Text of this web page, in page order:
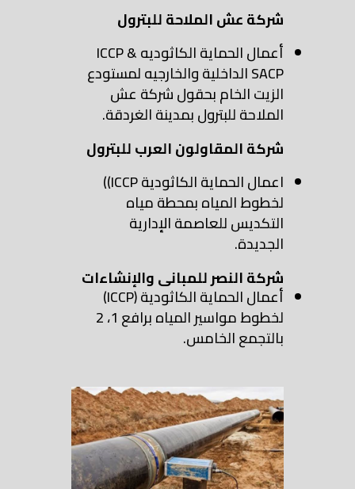
شركة عش الملاحة للبترول
أعمال الحماية الكاثوديه ICCP &
SACP الداخلية والخارجيه لمستودع
الزيت الخام بحقول شركة عش
الملاحة للبترول بمدينة الغردقة.
شركة المقاولون العرب للبترول
اعمال الحماية الكاثودية ICCP))
لخطوط المياه بمحطة مياه
التكديس للعاصمة الإدارية
الجديدة.
شركة النصر للمبانى والإنشاءات
أعمال الحماية الكاثودية (ICCP)
لخطوط مواسير المياه برافع 1، 2
بالتجمع الخامس.